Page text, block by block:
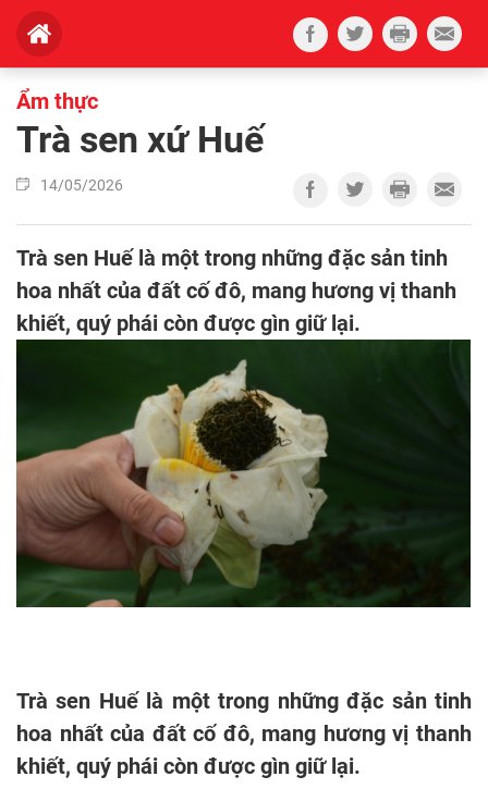
Ẩm thực
Trà sen xứ Huế
14/05/2026
Trà sen Huế là một trong những đặc sản tinh
hoa nhất của đất cố đô, mang hương vị thanh
khiết, quý phái còn được gìn giữ lại.
Trà sen Huế là một trong những đặc sản tinh
hoa nhất của đất cố đô, mang hương vị thanh
khiết, quý phái còn được gìn giữ lại.